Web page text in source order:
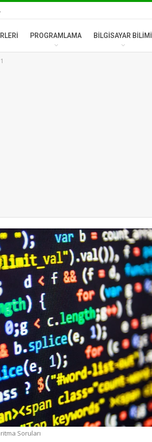
PROGRAMLAMA BILGISAYAR BILIMI
Soruları